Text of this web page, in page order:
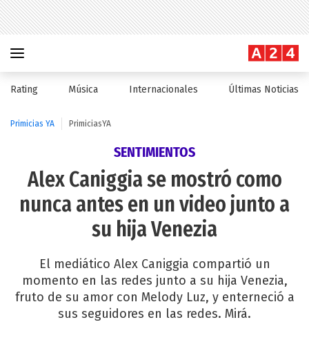
Rating Música Internacionales Últimas Noticias
Primicias YA PrimiciasYA
SENTIMIENTOS
Alex Caniggia se mostró como
nunca antes en un video junto a
su hija Venezia
El mediático Alex Caniggia compartió un
momento en las redes junto a su hija Venezia,
fruto de su amor con Melody Luz, y enterneció a
sus seguidores en las redes. Mirá.